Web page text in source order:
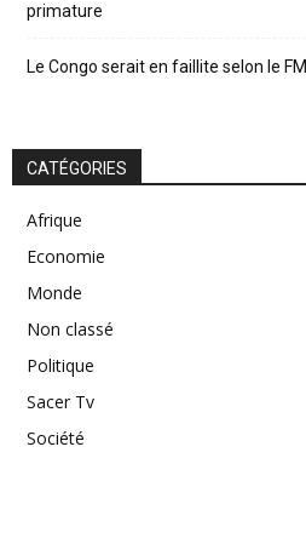
primature
Le Congo serait en faillite selon le FMI
CATÉGORIES
Afrique
Economie
Monde
Non classé
Politique
Sacer Tv
Société